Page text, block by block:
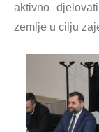
aktivno
zemlje u cilju